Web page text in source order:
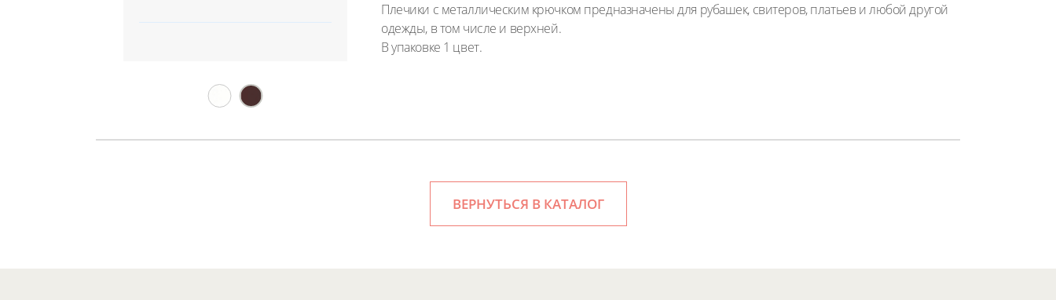
Плечики с металлическим крючком предназначены для рубашек, свитеров, платьев и любой другой
одежды, в том числе и верхней.
В упаковке 1 цвет.
ВЕРНУТЬСЯ В КАТАЛОГ